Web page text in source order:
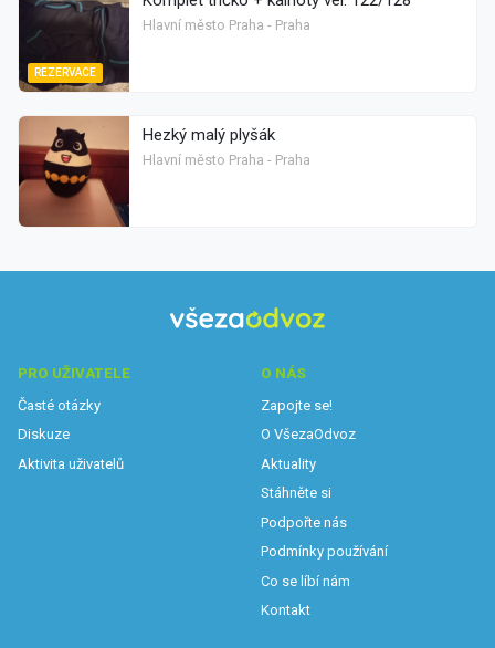
REZERVACE
Hlavní město Praha - Praha
Hezký malý plyšák
Hlavní město Praha - Praha
PRO UŽIVATELE
Časté otázky
Diskuze
Aktivita uživatelů
O NÁS
Zapojte se!
O VšezaOdvoz
Aktuality
Stáhněte si
Podpořte nás
Podmínky používání
Co se líbí nám
Kontakt